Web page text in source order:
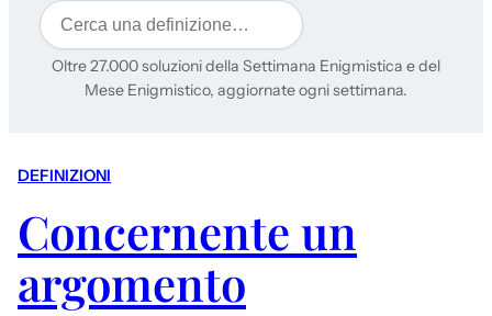
Cerca
Oltre 27.000 soluzioni della Settimana Enigmistica e del
Mese Enigmistico, aggiornate ogni settimana.
DEFINIZIONI
Concernente un
argomento